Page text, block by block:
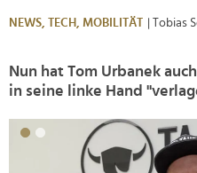
NEWS, TECH, MOBILITÄT | Tobias
Nun hat Tom Urbanek
in seine linke Hand